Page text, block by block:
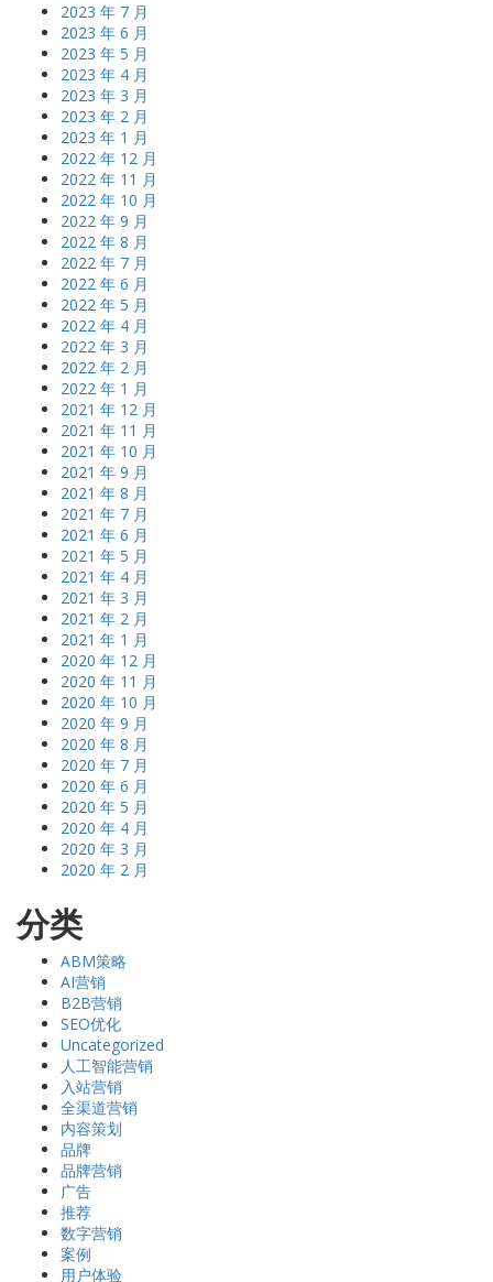
2023 年 7 月
2023 年 6 月
2023 年 5 月
2023 年 4 月
2023 年 3 月
2023 年 2 月
2023 年 1 月
2022 年 12 月
2022 年 11 月
2022 年 10 月
2022 年 9 月
2022 年 8 月
2022 年 7 月
2022 年 6 月
2022 年 5 月
2022 年 4 月
2022 年 3 月
2022 年 2 月
2022 年 1 月
2021 年 12 月
2021 年 11 月
2021 年 10 月
2021 年 9 月
2021 年 8 月
2021 年 7 月
2021 年 6 月
2021 年 5 月
2021 年 4 月
2021 年 3 月
2021 年 2 月
2021 年 1 月
2020 年 12 月
2020 年 11 月
2020 年 10 月
2020 年 9 月
2020 年 8 月
2020 年 7 月
2020 年 6 月
2020 年 5 月
2020 年 4 月
2020 年 3 月
2020 年 2 月
分类
ABM策略
AI营销
B2B营销
SEO优化
Uncategorized
人工智能营销
入站营销
全渠道营销
内容策划
品牌
品牌营销
广告
推荐
数字营销
案例
用户体验